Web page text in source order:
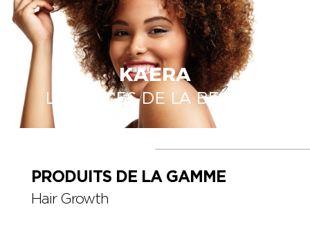
KAERA
LE SUCCES DE LA BEAUTÉ
PRODUITS DE LA GAMME
Hair Growth